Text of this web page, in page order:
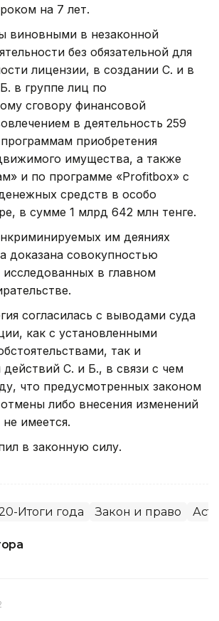
на 7 лет.
виновными в незаконной
без обязательной для
лицензии, в создании С. и в
в группе лиц по
сговору финансовой
в деятельность 259
приобретения
имущества, а также
и по программе «Profitbox» с
средств в особо
в сумме 1 млрд 642 млн тенге.
им деяниях
доказана совокупностью
исследованных в главном
согласилась с выводами суда
как с установленными
так и
действий С. и Б., в связи с чем
что предусмотренных законом
либо внесения изменений
имеется.
в законную силу.
Итоги года Закон и право